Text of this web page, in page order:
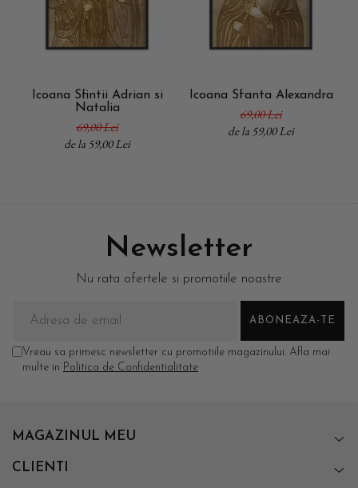
Icoana Sfintii Adrian si
Natalia
69,00 Lei
de la 59,00 Lei
Icoana Sfanta Alexandra
69,00 Lei
de la 59,00 Lei
Newsletter
Nu rata ofertele si promotiile noastre
Vreau sa primesc newsletter cu promotiile magazinului. Afla mai
multe in Politica de Confidentialitate
MAGAZINUL MEU
CLIENTI